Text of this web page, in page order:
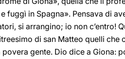
fuggì in Spagna». Pensava di
si arrangino; io non c’entro!
di san Matteo quelli
gente. Dio dice a Giona: